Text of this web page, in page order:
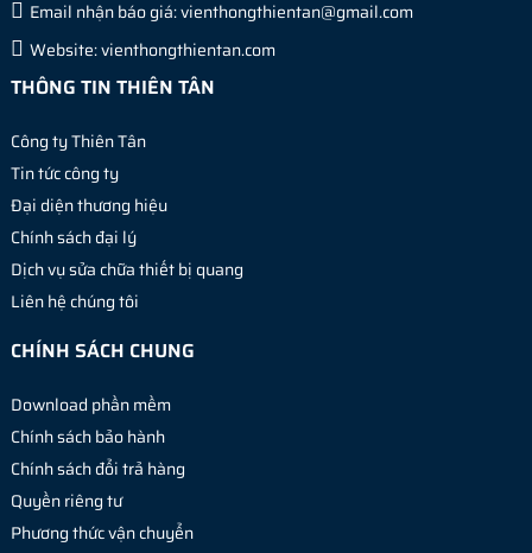
Email nhận báo giá:vienthongthientan@gmail.com
Website:vienthongthientan.com
THÔNG TIN THIÊN TÂN
Công ty Thiên Tân
Tin tức công ty
Đại diện thương hiệu
Chính sách đại lý
Dịch vụ sửa chữa thiết bị quang
Liên hệ chúng tôi
CHÍNH SÁCH CHUNG
Download phần mềm
Chính sách bảo hành
Chính sách đổi trả hàng
Quyền riêng tư
Phương thức vận chuyển